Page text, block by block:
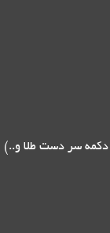
دکمه سر دست طلا و..)